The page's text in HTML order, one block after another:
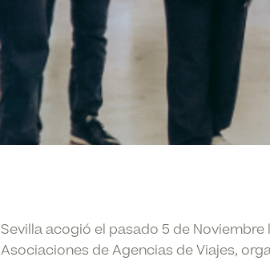
Sevilla acogió el pasado 5 de
Asociaciones de Agencias de Viajes,